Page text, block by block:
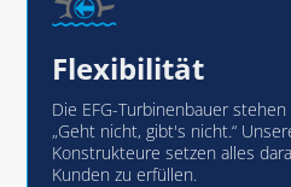
Flexibilität
Die EFG-Turbinenbauer
„Geht nicht, gibt's nicht.“
Konstrukteure setzen alles
Kunden zu erfüllen.